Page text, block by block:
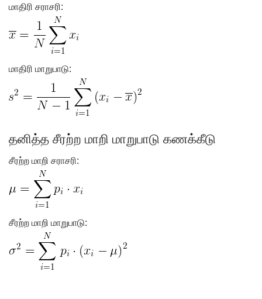
மாதிரி சராசரி:
மாதிரி மாறுபாடு:
தனித்த சீரற்ற மாறி மாறுபாடு கணக்கீடு
சீரற்ற மாறி சராசரி:
சீரற்ற மாறி மாறுபாடு: